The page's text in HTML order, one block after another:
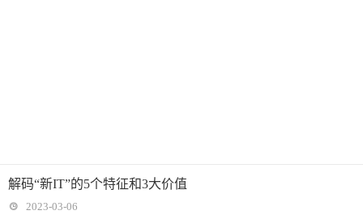
解码“新IT”的5个特征和3大价值
2023-03-06